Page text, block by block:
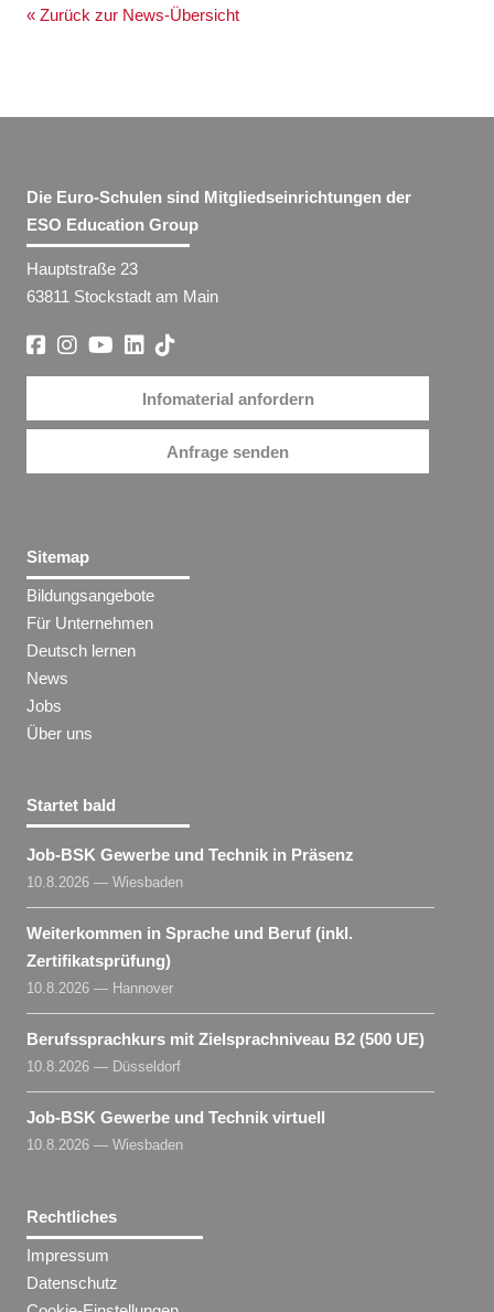
« Zurück zur News-Übersicht
Die Euro-Schulen sind Mitgliedseinrichtungen der
ESO Education Group
Hauptstraße 23
63811 Stockstadt am Main
Infomaterial anfordern
Anfrage senden
Sitemap
Bildungsangebote
Für Unternehmen
Deutsch lernen
News
Jobs
Über uns
Startet bald
Job-BSK Gewerbe und Technik in Präsenz
10.8.2026 — Wiesbaden
Weiterkommen in Sprache und Beruf (inkl.
Zertifikatsprüfung)
10.8.2026 — Hannover
Berufssprachkurs mit Zielsprachniveau B2 (500 UE)
10.8.2026 — Düsseldorf
Job-BSK Gewerbe und Technik virtuell
10.8.2026 — Wiesbaden
Rechtliches
Impressum
Datenschutz